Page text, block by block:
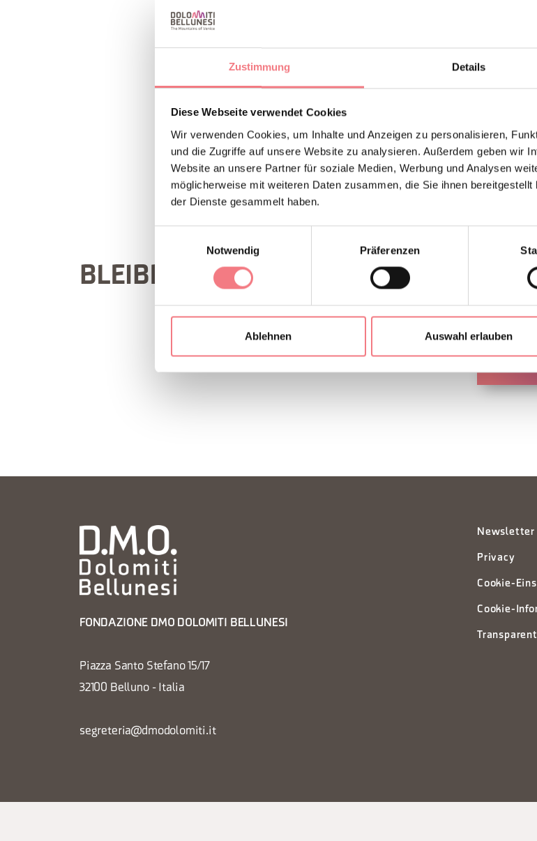
Zustimmung Details
Diese Webseite verwendet Cookies
Wir verwenden Cookies, um Inhalte und Anzeigen zu personalisieren,
und die Zugriffe auf unsere Website zu analysieren. Außerdem geben wir
Website an unsere Partner für soziale Medien, Werbung und Analysen
möglicherweise mit weiteren Daten zusammen, die Sie ihnen
der Dienste gesammelt haben.
Notwendig
Präferenzen
Ablehnen Auswahl erlauben
Die Kirche wurde am Ende des 15. Jahrhunderts erbaut und in
Im spätgotischen Stil beherbergt es im Inneren einige wertvolle
Auf dem Hauptaltar leuchtet ein Triptychon, das Francesco
INFORMATIONEN ANFORDERN
BLEIBEN SIE IN KONTAKT
Sie
Tipps für
FONDAZIONE DMO DOLOMITI BELLUNESI
Piazza Santo Stefano 15/17
32100 Belluno - Italia
segreteria@dmodolomiti.it
Newsletter
Privacy
Cookie-
Cookie-